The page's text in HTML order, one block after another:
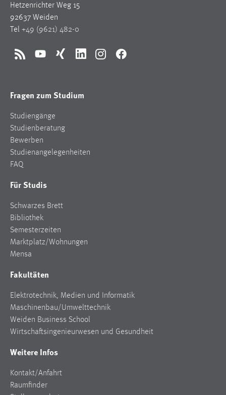
Hetzenrichter Weg 15
92637 Weiden
Tel +49 (9621) 482-0
RSS YouTubeXing LinkedInInstagramFacebook
Fragen zum Studium
Studiengänge
Studienberatung
Bewerben
Studienangelegenheiten
FAQ
Für Studis
Schwarzes Brett
Bibliothek
Semesterzeiten
Marktplatz/Wohnungen
Mensa
Fakultäten
Elektrotechnik, Medien und Informatik
Maschinenbau/Umwelttechnik
Weiden Business School
Wirtschaftsingenieurwesen und Gesundheit
Weitere Infos
Kontakt/Anfahrt
Raumfinder